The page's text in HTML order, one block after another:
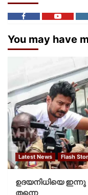
You may have
Latest News Flash
ഉദയനിധിയെ ഇന്നു
തന്നെ